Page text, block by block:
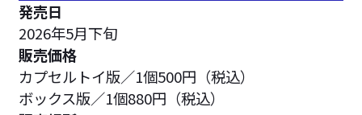
発売日
2026年5月下旬
販売価格
カプセルトイ版／1個500円（税込）
ボックス版／1個880円（税込）